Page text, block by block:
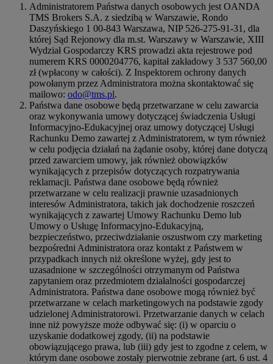
Administratorem Państwa danych osobowych jest OANDA
TMS Brokers S.A. z siedzibą w Warszawie, Rondo
Daszyńskiego 1 00-843 Warszawa, NIP 526-275-91-31, dla
której Sąd Rejonowy dla m.st. Warszawy w Warszawie, XIII
Wydział Gospodarczy KRS prowadzi akta rejestrowe pod
numerem KRS 0000204776, kapitał zakładowy 3 537 560,00
zł (wpłacony w całości). Z Inspektorem ochrony danych
powołanym przez Administratora można skontaktować się
mailowo: odo@tms.pl.
Państwa dane osobowe będą przetwarzane w celu zawarcia
oraz wykonywania umowy dotyczącej świadczenia Usługi
Informacyjno-Edukacyjnej oraz umowy dotyczącej Usługi
Rachunku Demo zawartej z Administratorem, w tym również
w celu podjęcia działań na żądanie osoby, której dane dotyczą
przed zawarciem umowy, jak również obowiązków
wynikających z przepisów dotyczących rozpatrywania
reklamacji. Państwa dane osobowe będą również
przetwarzane w celu realizacji prawnie uzasadnionych
interesów Administratora, takich jak dochodzenie roszczeń
wynikających z zawartej Umowy Rachunku Demo lub
Umowy o Usługę Informacyjno-Edukacyjną,
bezpieczeństwo, przeciwdziałanie oszustwom czy marketing
bezpośredni Administratora oraz kontakt z Państwem w
przypadkach innych niż określone wyżej, gdy jest to
uzasadnione w szczególności otrzymanym od Państwa
zapytaniem oraz przedmiotem działalności gospodarczej
Administratora. Państwa dane osobowe mogą również być
przetwarzane w celach marketingowych na podstawie zgody
udzielonej Administratorowi. Przetwarzanie danych w celach
inne niż powyższe może odbywać się: (i) w oparciu o
uzyskanie dodatkowej zgody, (ii) na podstawie
obowiązującego prawa, lub (iii) gdy jest to zgodne z celem, w
którym dane osobowe zostały pierwotnie zebrane (art. 6 ust. 4